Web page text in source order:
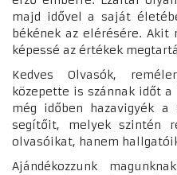
majd idővel a saját
békének az elérésére. Akit
képessé az értékek
Kedves Olvasók,
közepette is szánnak időt
még időben hazavigyék
segítőit, melyek szintén
olvasóikat, hanem
Ajándékozzunk